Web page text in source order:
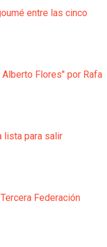
entre las cinco
Flores" por Rafa
lista para salir
Federación